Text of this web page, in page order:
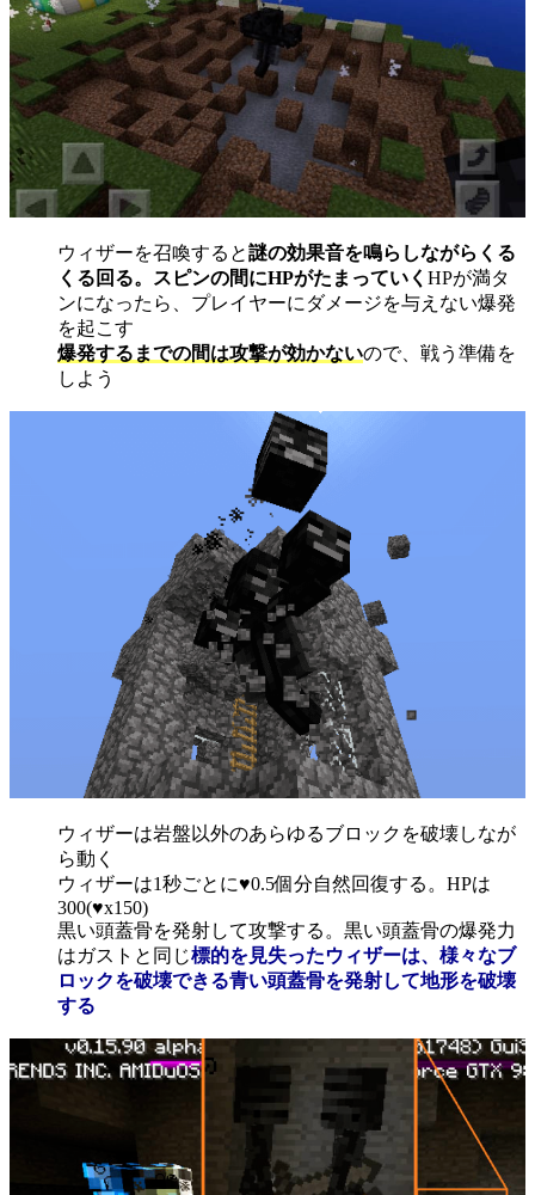
ウィザーを召喚すると謎の効果音を鳴らしながらくる
くる回る。スピンの間にHPがたまっていく HPが満タ
ンになったら、プレイヤーにダメージを与えない爆発
を起こす
爆発するまでの間は攻撃が効かないので、戦う準備を
しよう
ウィザーは岩盤以外のあらゆるブロックを破壊しなが
ら動く
ウィザーは1秒ごとに♥0.5個分自然回復する。HPは
300(♥x150)
黒い頭蓋骨を発射して攻撃する。黒い頭蓋骨の爆発力
はガストと同じ標的を見失ったウィザーは、様々なブ
ロックを破壊できる青い頭蓋骨を発射して地形を破壊
する